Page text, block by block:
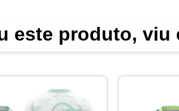
este produto, viu